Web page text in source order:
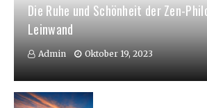
Die Ruhe und Schönheit der Zen-
Leinwand
Admin Oktober 19, 2023